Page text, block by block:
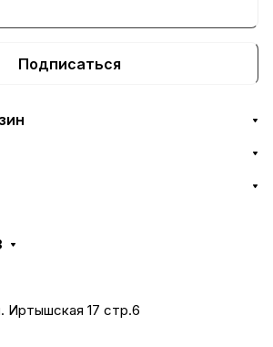
Подписаться
Иртышская 17 стр.6